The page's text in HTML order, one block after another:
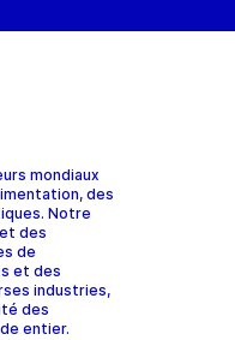
mondiaux
des
Notre
des
de
et des
industries,
des
entier.